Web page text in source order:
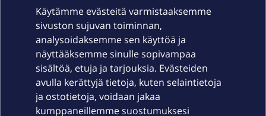
Laitteet & liittymät
Palvelut
Käytämme evästeitä varmistaaksemme
sivuston sujuvan toiminnan,
analysoidaksemme sen käyttöä ja
näyttääksemme sinulle sopivampaa
sisältöä, etuja ja tarjouksia. Evästeiden
avulla kerättyjä tietoja, kuten selaintietoja
ja ostotietoja, voidaan jakaa
kumppaneillemme suostumuksesi